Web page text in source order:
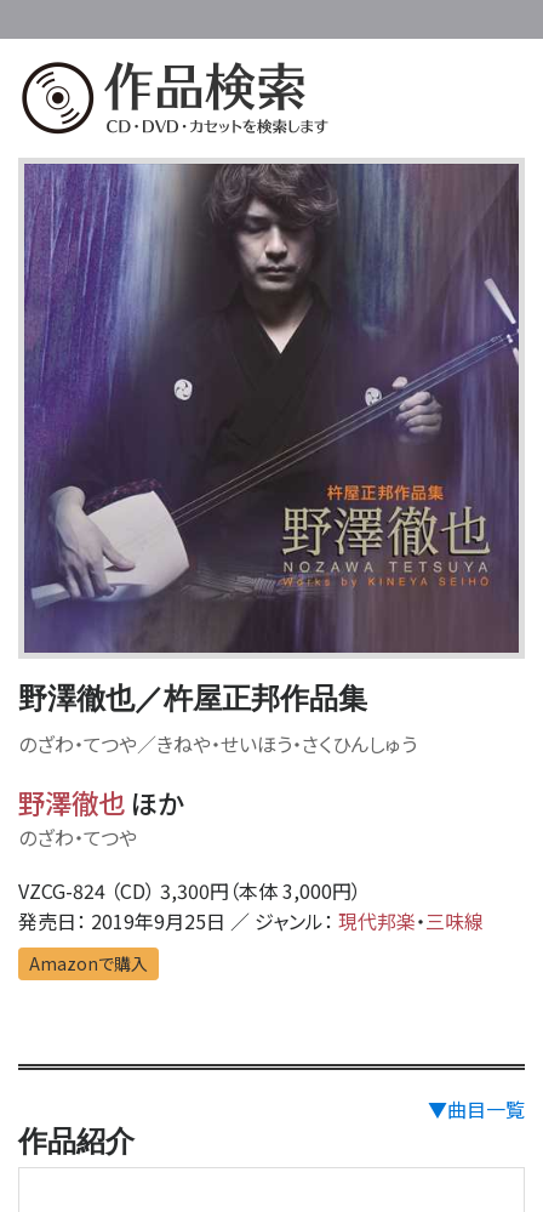
野澤徹也／杵屋正邦作品集
のざわ・てつや／きねや・せいほう・さくひんしゅう
野澤徹也 ほか
のざわ・てつや
VZCG-824 （CD） 3,300円（本体 3,000円）
発売日： 2019年9月25日 ／ ジャンル： 現代邦楽・三味線
Amazonで購入
▼曲目一覧
作品紹介